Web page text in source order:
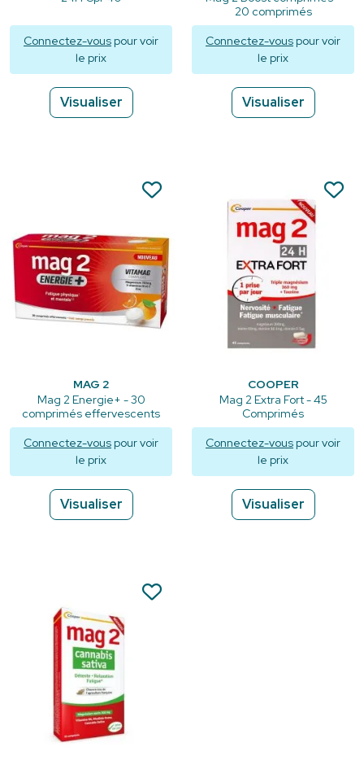
Connectez-vous pour voir
le prix
Visualiser
20 comprimés
Connectez-vous pour voir
le prix
Visualiser
MAG 2
Mag 2 Energie+ - 30
comprimés effervescents
Connectez-vous pour voir
le prix
Visualiser
COOPER
Mag 2 Extra Fort - 45
Comprimés
Connectez-vous pour voir
le prix
Visualiser